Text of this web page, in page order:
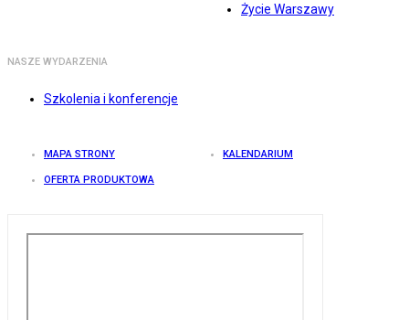
Życie Warszawy
NASZE WYDARZENIA
Szkolenia i konferencje
MAPA STRONY KALENDARIUM
OFERTA PRODUKTOWA